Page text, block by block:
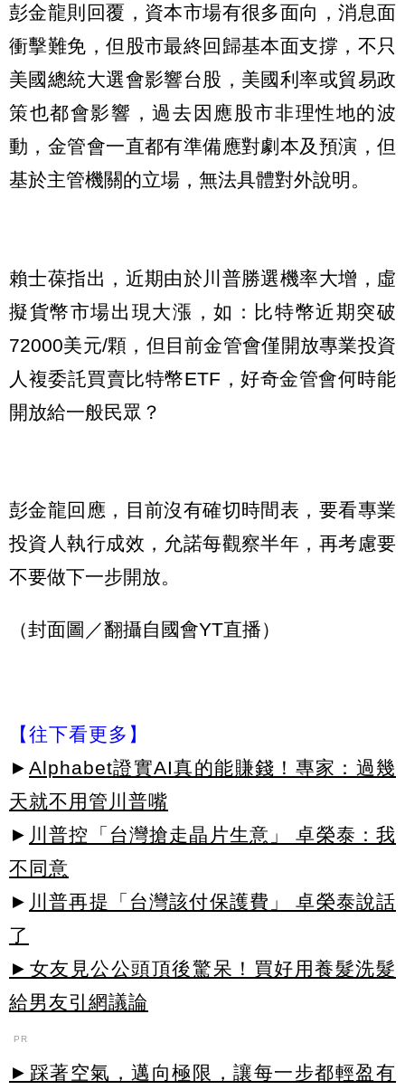
彭金龍則回覆，資本市場有很多面向，消息面
衝擊難免，但股市最終回歸基本面支撐，不只
美國總統大選會影響台股，美國利率或貿易政
策也都會影響，過去因應股市非理性地的波
動，金管會一直都有準備應對劇本及預演，但
基於主管機關的立場，無法具體對外說明。
賴士葆指出，近期由於川普勝選機率大增，虛
擬貨幣市場出現大漲，如：比特幣近期突破
72000美元/顆，但目前金管會僅開放專業投資
人複委託買賣比特幣ETF，好奇金管會何時能
開放給一般民眾？
彭金龍回應，目前沒有確切時間表，要看專業
投資人執行成效，允諾每觀察半年，再考慮要
不要做下一步開放。
（封面圖／翻攝自國會YT直播）
【往下看更多】
► Alphabet證實AI真的能賺錢！專家：過幾
天就不用管川普嘴
► 川普控「台灣搶走晶片生意」 卓榮泰：我
不同意
► 川普再提「台灣該付保護費」 卓榮泰說話
了
►女友見公公頭頂後驚呆！買好用養髮洗髮
給男友引網議論
PR
►踩著空氣，邁向極限，讓每一步都輕盈有